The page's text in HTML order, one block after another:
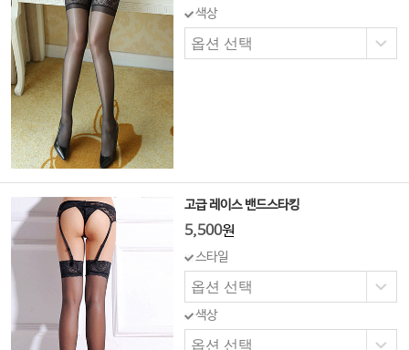
색상
고급 레이스 밴드스타킹
5,500원
스타일
색상